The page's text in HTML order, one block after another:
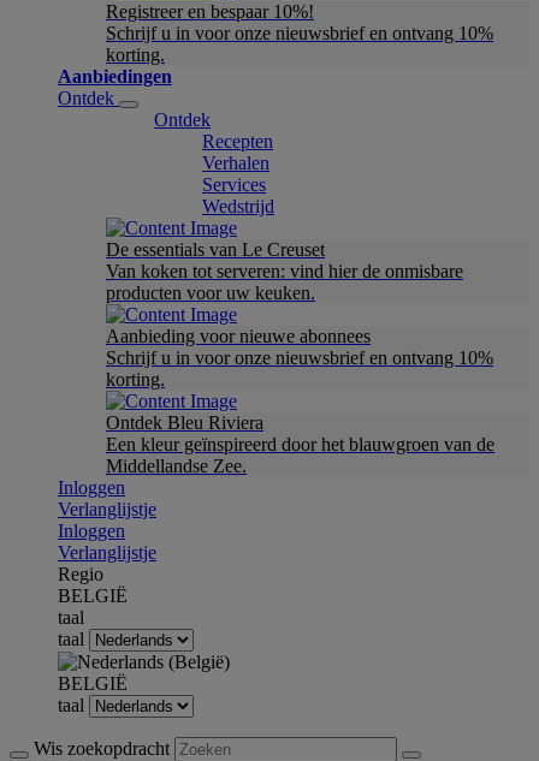
Registreer en bespaar 10%!
Schrijf u in voor onze nieuwsbrief en ontvang 10%
korting.
Aanbiedingen
Ontdek
Ontdek
Recepten
Verhalen
Services
Wedstrijd
De essentials van Le Creuset
Van koken tot serveren: vind hier de onmisbare
producten voor uw keuken.
Aanbieding voor nieuwe abonnees
Schrijf u in voor onze nieuwsbrief en ontvang 10%
korting.
Ontdek Bleu Riviera
Een kleur geïnspireerd door het blauwgroen van de
Middellandse Zee.
Inloggen
Verlanglijstje
Inloggen
Verlanglijstje
Regio
BELGIË
taal
taal
BELGIË
taal
Wis zoekopdracht